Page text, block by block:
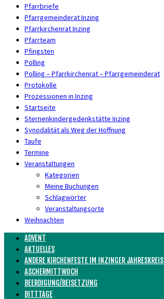
Pfarrbriefe
Pfarrgemeinderat Inzing
Pfarrkirchenrat Inzing
Pfarrteam
Pfingsten
Polling
Polling – Pfarrkirchenrat – Pfarrgemeinderat
Protokolle
Prozessionen in Inzing
Startseite
Sternenkindergedenkstätte Inzing
Synodalität als Weg der Hoffnung
Taufe
Termine
Veranstaltungen
Kategorien
Meine Buchungen
Schlagwörter
Veranstaltungsorte
Weihnachten
ADVENT
AKTUELLES
ANDERE KIRCHENFESTE IM INZINGER JAHRESKREIS
ASCHERMITTWOCH
BEERDIGUNG/BEISETZUNG
BITTTAGE